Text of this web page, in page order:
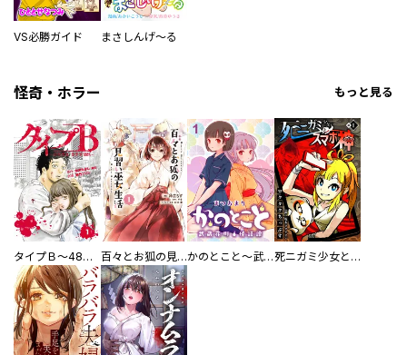
VS必勝ガイド まさしんげ～る
怪奇・ホラー もっと見る
タイプＢ～48時間後、致死率100％～【単話】 百々とお狐の見習い巫女生活【単行本版】 かのとこと～武蔵花町怪話譚～ 【連載版】 死ニガミ少女とスマホ神